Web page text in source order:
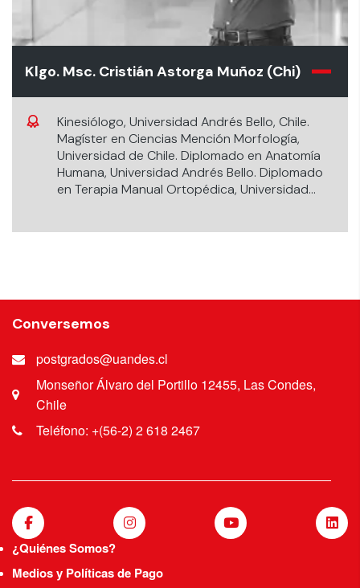
Klgo. Msc. Cristián Astorga Muñoz (Chi)
Kinesiólogo, Universidad Andrés Bello, Chile.
Magíster en Ciencias Mención Morfología,
Universidad de Chile. Diplomado en Anatomía
Humana, Universidad Andrés Bello. Diplomado
en Terapia Manual Ortopédica, Universidad
Conversemos
postgrados@uandes.cl
Monseñor Álvaro del Portillo 12455, Las Condes,
Chile
Teléfono: +(56-2) 2 618 2467
¿Quiénes Somos?
Medios y Políticas de Pago